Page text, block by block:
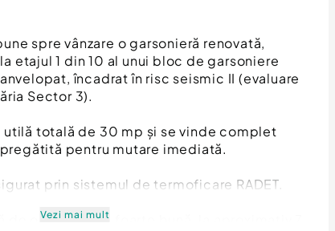
spre vânzare o garsonieră renovată,
etajul 1 din 10 al unui bloc de garsoniere
încadrat în risc seismic II (evaluare
Sector 3).
utilă totală de 30 mp și se vinde complet
pentru mutare imediată.
prin sistemul de termoficare RADET.
de o amplasare foarte bună, la aproximativ 7
Vezi mai mult